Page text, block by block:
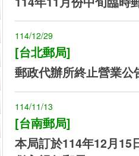
114/12/29
[台北郵局]
郵政代辦所終止營業公
114/11/13
[台南郵局]
本局訂於114年12月15